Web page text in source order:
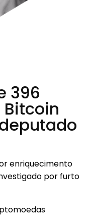
396
enriquecimento
por furto